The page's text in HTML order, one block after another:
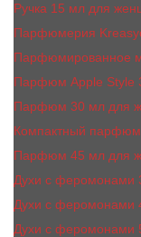
Ручка 15 мл для
Парфюмерия
Парфюмированное
Парфюм Apple Style
Парфюм 30 мл для
Компактный
Парфюм 45 мл для
Духи с феромонами
Духи с феромонами
Духи с феромонами